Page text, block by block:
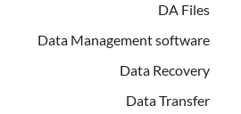
DA Files
Data Management software
Data Recovery
Data Transfer